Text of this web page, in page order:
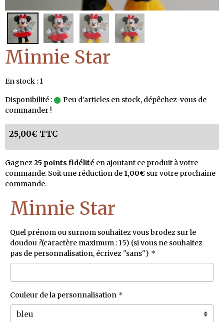
Minnie Star
En stock : 1
Disponibilité :
Peu d'articles en stock, dépêchez-vous de
commander !
25,00€ TTC
Gagnez25 points fidélité en ajoutant ce produit à votre
commande. Soit une réduction de 1,00€ sur votre prochaine
commande.
Minnie Star
Quel prénom ou surnom souhaitez vous brodez sur le
doudou ?(caractère maximum : 15) (si vous ne souhaitez
pas de personnalisation, écrivez "sans")
Couleur de la personnalisation